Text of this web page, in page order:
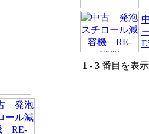
1 - 3 番目を表